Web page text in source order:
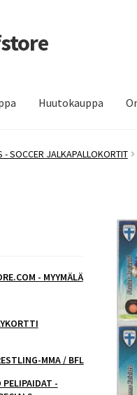
Huutokauppa
- SOCCER JALKAPALLOKORTIT
- MYYMÄLÄ
MMA / BFL
PELIPAIDAT -